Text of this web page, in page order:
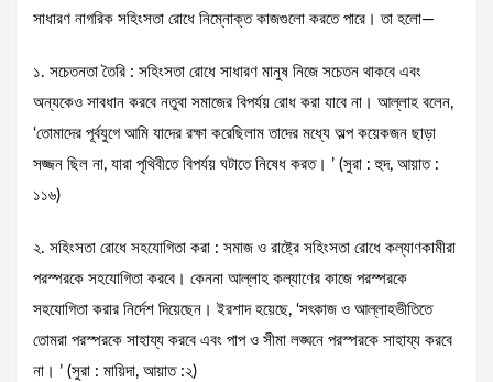
সাধারণ নাগরিক সহিংসতা রোধে নিম্নোক্ত কাজগুলো করতে পারে। তা হলো—
১. সচেতনতা তৈরি : সহিংসতা রোধে সাধারণ মানুষ নিজে সচেতন থাকবে এবং
অন্যকেও সাবধান করবে নতুবা সমাজের বিপর্যয় রোধ করা যাবে না। আল্লাহ বলেন,
‘তোমাদের পূর্বযুগে আমি যাদের রক্ষা করেছিলাম তাদের মধ্যে অল্প কয়েকজন ছাড়া
সজ্জন ছিল না, যারা পৃথিবীতে বিপর্যয় ঘটাতে নিষেধ করত। ’ (সুরা : হুদ, আয়াত :
১১৬)
২. সহিংসতা রোধে সহযোগিতা করা : সমাজ ও রাষ্ট্রে সহিংসতা রোধে কল্যাণকামীরা
পরস্পরকে সহযোগিতা করবে। কেননা আল্লাহ কল্যাণের কাজে পরস্পরকে
সহযোগিতা করার নির্দেশ দিয়েছেন। ইরশাদ হয়েছে, ‘সৎকাজ ও আল্লাহভীতিতে
তোমরা পরস্পরকে সাহায্য করবে এবং পাপ ও সীমা লঙ্ঘনে পরস্পরকে সাহায্য করবে
না। ’ (সুরা : মায়িদা, আয়াত :২)